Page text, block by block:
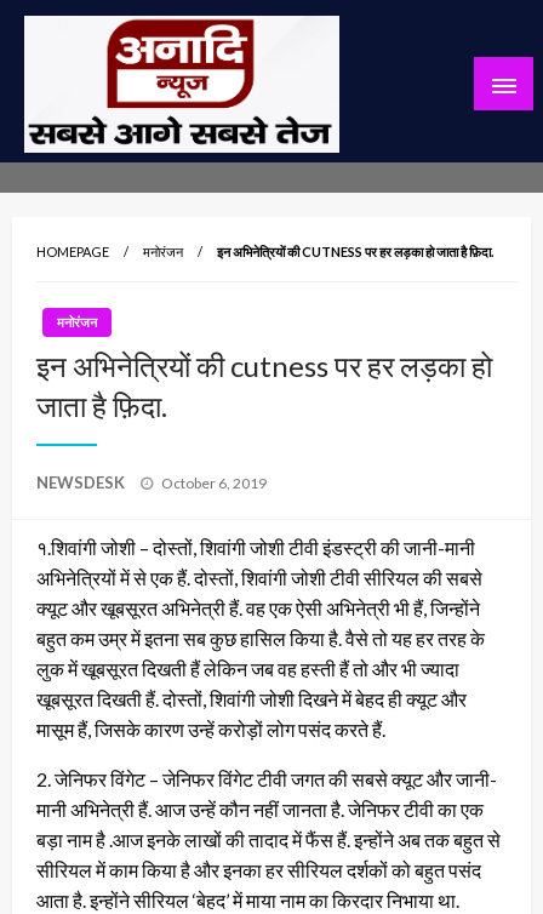
Skip
सबसे आगे सबसे तेज
HOMEPAGE मनोरंजन इन अभिनेत्रियों की CUTNESS पर हर लड़का हो जाता है फ़िदा.
मनोरंजन
इन अभिनेत्रियों की cutness पर हर लड़का हो
जाता है फ़िदा.
NEWSDESK
Posted
October 6, 2019
१.शिवांगी जोशी – दोस्तों, शिवांगी जोशी टीवी इंडस्ट्री की जानी-मानी
अभिनेत्रियों में से एक हैं. दोस्तों, शिवांगी जोशी टीवी सीरियल की सबसे
क्यूट और खूबसूरत अभिनेत्री हैं. वह एक ऐसी अभिनेत्री भी हैं, जिन्होंने
बहुत कम उम्र में इतना सब कुछ हासिल किया है. वैसे तो यह हर तरह के
लुक में खूबसूरत दिखती हैं लेकिन जब वह हस्ती हैं तो और भी ज्यादा
खूबसूरत दिखती हैं. दोस्तों, शिवांगी जोशी दिखने में बेहद ही क्यूट और
मासूम हैं, जिसके कारण उन्हें करोड़ों लोग पसंद करते हैं.
2. जेनिफर विंगेट – जेनिफर विंगेट टीवी जगत की सबसे क्यूट और जानी-
मानी अभिनेत्री हैं. आज उन्हें कौन नहीं जानता है. जेनिफर टीवी का एक
बड़ा नाम है .आज इनके लाखों की तादाद में फैंस हैं. इन्होंने अब तक बहुत से
सीरियल में काम किया है और इनका हर सीरियल दर्शकों को बहुत पसंद
आता है. इन्होंने सीरियल ‘बेहद’ में माया नाम का किरदार निभाया था.